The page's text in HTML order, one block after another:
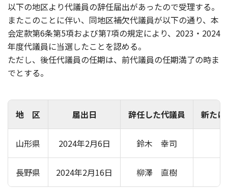
以下の地区より代議員の辞任届出があったので受理する。
またこのことに伴い、同地区補欠代議員が以下の通り、本
会定款第6条第5項および第7項の規定により、2023・2024
年度代議員に当選したことを認める。
ただし、後任代議員の任期は、前代議員の任期満了の時ま
でとする。
地 区 届出日 辞任した代議員 新たに
山形県 2024年2月6日 鈴木 幸司
長野県 2024年2月16日 柳澤 直樹